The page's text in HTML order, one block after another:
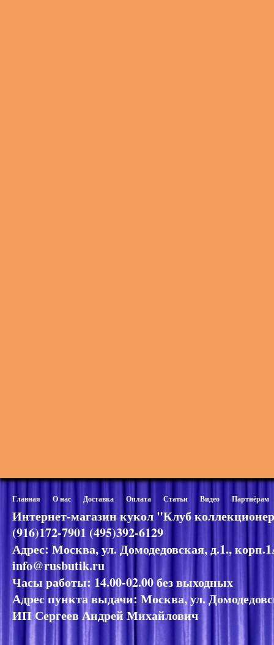
Главная О нас Доставка Оплата Статьи Видео Партнёрам
Интернет-магазин кукол "Клуб
(916)172-7901 (495)392-6129
Адрес: Москва, ул. Домодедовская, д.1.,
info@rusbutik.ru
Часы работы: 14.00-02.00 без выходных
Адрес пункта выдачи: Москва, ул.
ИП Сергеев Андрей Михайлович